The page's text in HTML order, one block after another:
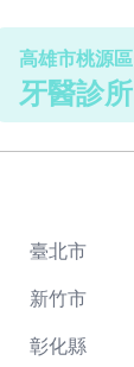
高雄市桃源區
牙醫診所
臺北市
新竹市
彰化縣